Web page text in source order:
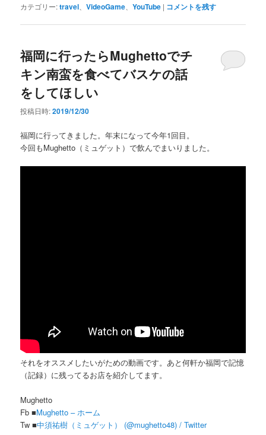
カテゴリー:travel 、VideoGame 、YouTube | コメントを残す
福岡に行ったらMughettoでチ
キン南蛮を食べてバスケの話
をしてほしい
投稿日時:2019/12/30
福岡に行ってきました。年末になって今年1回目。
今回もMughetto（ミュゲット）で飲んでまいりました。
それをオススメしたいがための動画です。あと何軒か福岡で記憶
（記録）に残ってるお店を紹介してます。
Mughetto
Fb ■Mughetto – ホーム
Tw ■中須祐樹（ミュゲット） (@mughetto48) / Twitter